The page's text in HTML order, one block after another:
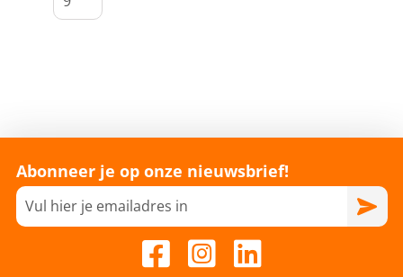
Abonneer je op onze nieuwsbrief!